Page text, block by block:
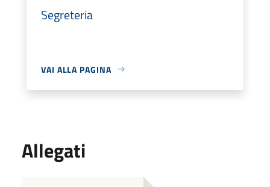
Segreteria
VAI ALLA PAGINA
Allegati